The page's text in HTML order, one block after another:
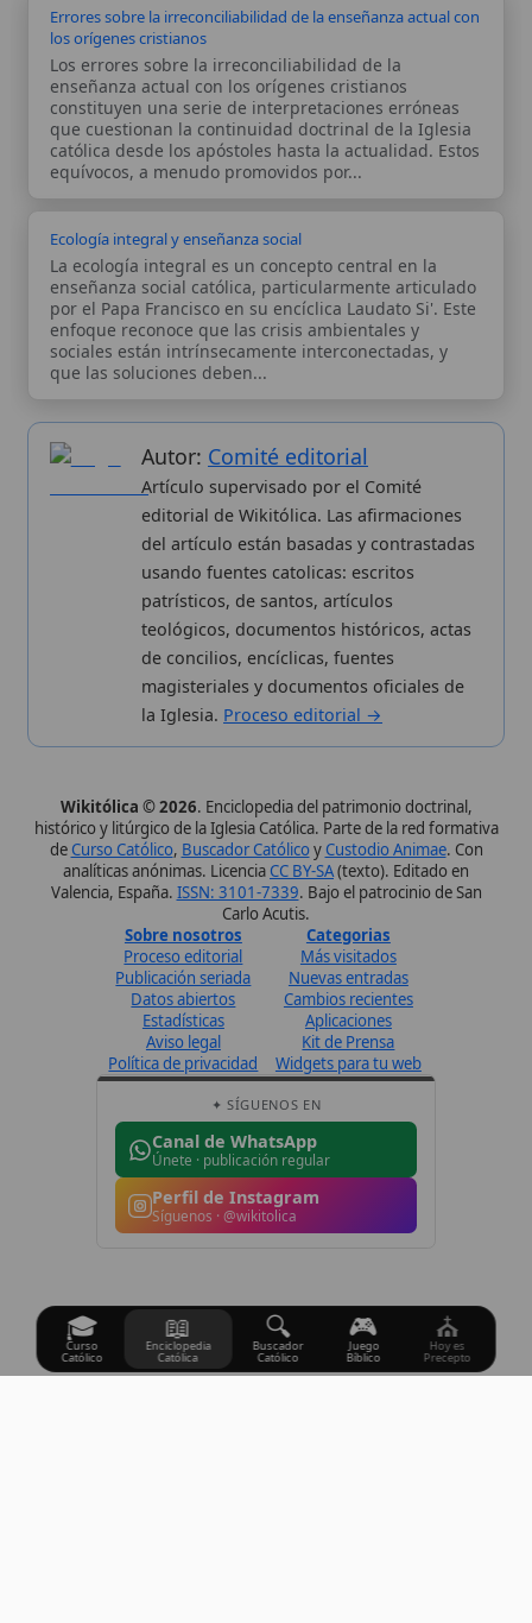
enfoque reconoce que las crisis ambientales y
sociales están intrínsecamente interconectadas, y
que las soluciones deben...
Autor:Comité editorial
Artículo supervisado por el Comité
editorial de Wikitólica. Las afirmaciones
usando fuentes catolicas: escritos
patrísticos, de santos, artículos
teológicos, documentos históricos, actas
de concilios, encíclicas, fuentes
magisteriales y documentos oficiales de
la Iglesia.Proceso editorial →
Wikitólica © 2026 . Enciclopedia del patrimonio doctrinal,
histórico y litúrgico de la Iglesia Católica. Parte de la red formativa
Curso Católico,Buscador CatólicoyCustodio Animae. Con
analíticas anónimas. Licencia CC BY-SA (texto). Editado en
Valencia, España.ISSN: 3101-7339. Bajo el patrocinio de San
Carlo Acutis.
Sobre nosotros
Proceso editorial
Publicación seriada
Datos abiertos
Estadísticas
Aviso legal
Política de privacidad
Categorias
Más visitados
Nuevas entradas
Cambios recientes
Aplicaciones
Kit de Prensa
Widgets para tu web
✦ SÍGUENOS EN
Canal de WhatsApp
Perfil de Instagram
Síguenos · @wikitolica